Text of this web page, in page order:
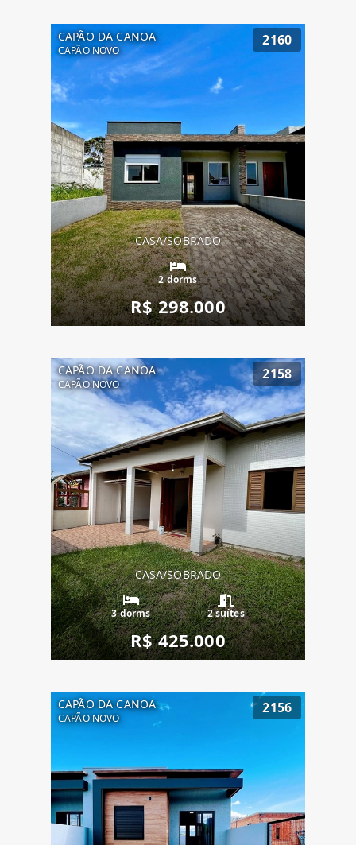
CAPÃO DA CANOA
CAPÃO NOVO
2160
CASA/SOBRADO
2 dorms
R$ 298.000
CAPÃO DA CANOA
CAPÃO NOVO
2158
CASA/SOBRADO
3 dorms 2 suítes
R$ 425.000
CAPÃO DA CANOA
CAPÃO NOVO
2156